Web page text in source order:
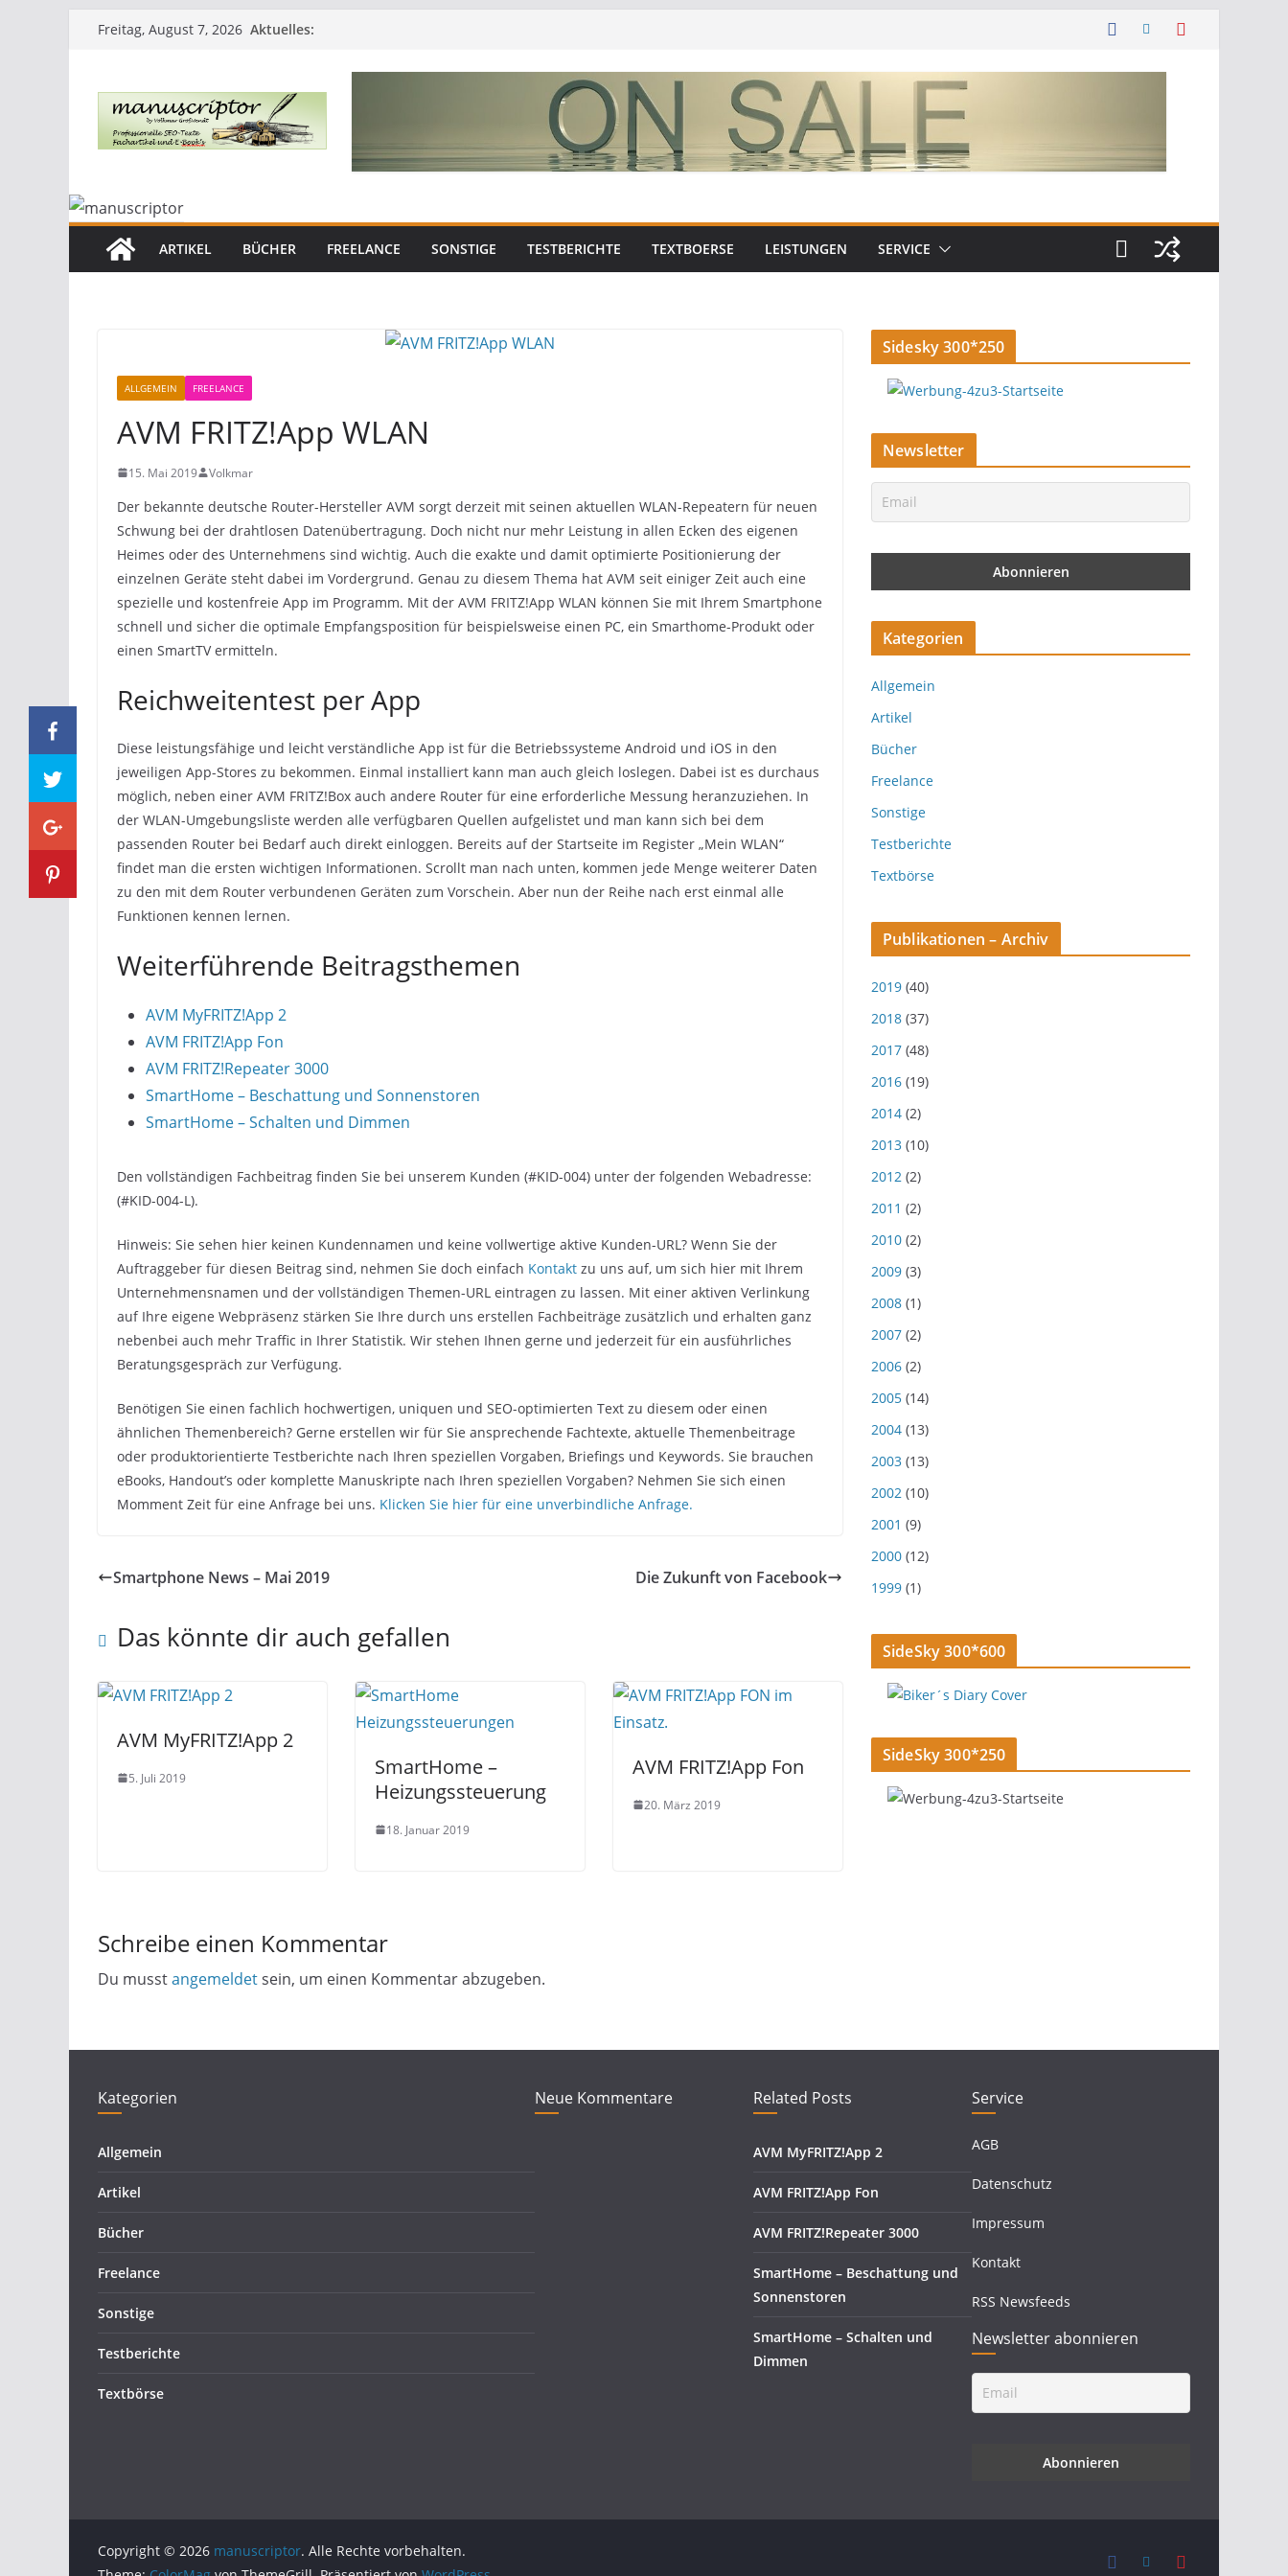
Freitag, August 7, 2026 Aktuelles:
ARTIKEL BÜCHER FREELANCE SONSTIGE TESTBERICHTE TEXTBOERSE LEISTUNGEN SERVICE
ALLGEMEIN FREELANCE
AVM FRITZ!App WLAN
15. Mai 2019 Volkmar
Der bekannte deutsche Router-Hersteller AVM sorgt derzeit mit seinen aktuellen WLAN-Repeatern für neuen
Schwung bei der drahtlosen Datenübertragung. Doch nicht nur mehr Leistung in allen Ecken des eigenen
Heimes oder des Unternehmens sind wichtig. Auch die exakte und damit optimierte Positionierung der
einzelnen Geräte steht dabei im Vordergrund. Genau zu diesem Thema hat AVM seit einiger Zeit auch eine
spezielle und kostenfreie App im Programm. Mit der AVM FRITZ!App WLAN können Sie mit Ihrem Smartphone
schnell und sicher die optimale Empfangsposition für beispielsweise einen PC, ein Smarthome-Produkt oder
einen SmartTV ermitteln.
Reichweitentest per App
Diese leistungsfähige und leicht verständliche App ist für die Betriebssysteme Android und iOS in den
jeweiligen App-Stores zu bekommen. Einmal installiert kann man auch gleich loslegen. Dabei ist es durchaus
möglich, neben einer AVM FRITZ!Box auch andere Router für eine erforderliche Messung heranzuziehen. In
der WLAN-Umgebungsliste werden alle verfügbaren Quellen aufgelistet und man kann sich bei dem
passenden Router bei Bedarf auch direkt einloggen. Bereits auf der Startseite im Register „Mein WLAN“
findet man die ersten wichtigen Informationen. Scrollt man nach unten, kommen jede Menge weiterer Daten
zu den mit dem Router verbundenen Geräten zum Vorschein. Aber nun der Reihe nach erst einmal alle
Funktionen kennen lernen.
Weiterführende Beitragsthemen
AVM MyFRITZ!App 2
AVM FRITZ!App Fon
AVM FRITZ!Repeater 3000
SmartHome – Beschattung und Sonnenstoren
SmartHome – Schalten und Dimmen
Den vollständigen Fachbeitrag finden Sie bei unserem Kunden (#KID-004) unter der folgenden Webadresse:
(#KID-004-L).
Hinweis: Sie sehen hier keinen Kundennamen und keine vollwertige aktive Kunden-URL? Wenn Sie der
Auftraggeber für diesen Beitrag sind, nehmen Sie doch einfach Kontakt zu uns auf, um sich hier mit Ihrem
Unternehmensnamen und der vollständigen Themen-URL eintragen zu lassen. Mit einer aktiven Verlinkung
auf Ihre eigene Webpräsenz stärken Sie Ihre durch uns erstellen Fachbeiträge zusätzlich und erhalten ganz
nebenbei auch mehr Traffic in Ihrer Statistik. Wir stehen Ihnen gerne und jederzeit für ein ausführliches
Beratungsgespräch zur Verfügung.
Benötigen Sie einen fachlich hochwertigen, uniquen und SEO-optimierten Text zu diesem oder einen
ähnlichen Themenbereich? Gerne erstellen wir für Sie ansprechende Fachtexte, aktuelle Themenbeitrage
oder produktorientierte Testberichte nach Ihren speziellen Vorgaben, Briefings und Keywords. Sie brauchen
eBooks, Handout’s oder komplette Manuskripte nach Ihren speziellen Vorgaben? Nehmen Sie sich einen
Momment Zeit für eine Anfrage bei uns. Klicken Sie hier für eine unverbindliche Anfrage.
Smartphone News – Mai 2019 Die Zukunft von Facebook
Das könnte dir auch gefallen
AVM MyFRITZ!App 2
5. Juli 2019
SmartHome –
Heizungssteuerung
18. Januar 2019
AVM FRITZ!App Fon
20. März 2019
Schreibe einen Kommentar
Du musstangemeldetsein, um einen Kommentar abzugeben.
Sidesky 300*250
Newsletter
Kategorien
Allgemein
Artikel
Bücher
Freelance
Sonstige
Testberichte
Textbörse
Publikationen – Archiv
2019 (40)
2018 (37)
2017 (48)
2016 (19)
2014 (2)
2013 (10)
2012 (2)
2011 (2)
2010 (2)
2009 (3)
2008 (1)
2007 (2)
2006 (2)
2005 (14)
2004 (13)
2003 (13)
2002 (10)
2001 (9)
2000 (12)
1999 (1)
SideSky 300*600
SideSky 300*250
Kategorien
Allgemein
Artikel
Bücher
Freelance
Sonstige
Testberichte
Textbörse
Neue Kommentare Related Posts
AVM MyFRITZ!App 2
AVM FRITZ!App Fon
AVM FRITZ!Repeater 3000
SmartHome – Beschattung und
Sonnenstoren
SmartHome – Schalten und
Dimmen
Service
AGB
Datenschutz
Impressum
Kontakt
RSS Newsfeeds
Newsletter abonnieren
Copyright © 2026 manuscriptor. Alle Rechte vorbehalten.